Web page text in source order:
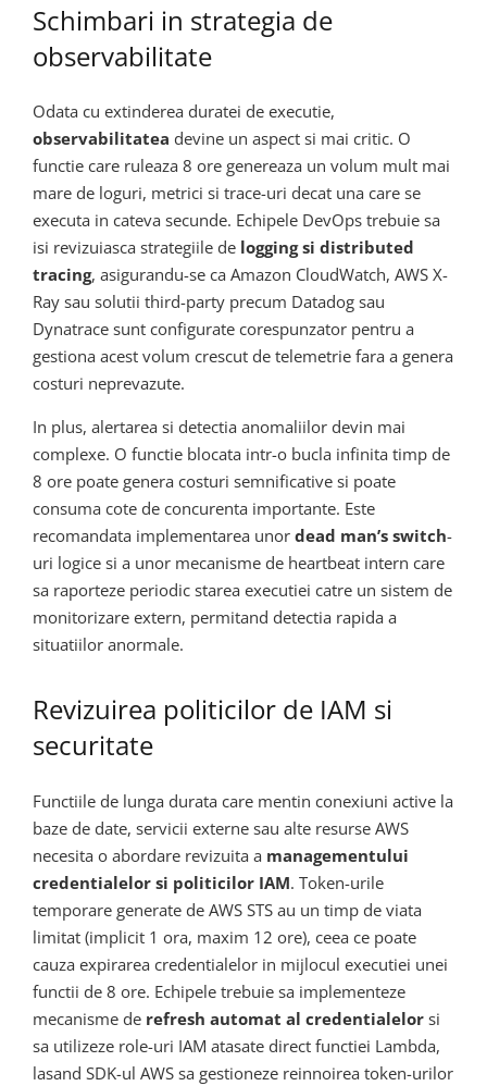
Schimbari in strategia de
observabilitate
Odata cu extinderea duratei de executie,
observabilitatea devine un aspect si mai critic. O
functie care ruleaza 8 ore genereaza un volum mult mai
mare de loguri, metrici si trace-uri decat una care se
executa in cateva secunde. Echipele DevOps trebuie sa
isi revizuiasca strategiile de logging si distributed
tracing, asigurandu-se ca Amazon CloudWatch, AWS X-
Ray sau solutii third-party precum Datadog sau
Dynatrace sunt configurate corespunzator pentru a
gestiona acest volum crescut de telemetrie fara a genera
costuri neprevazute.
In plus, alertarea si detectia anomaliilor devin mai
complexe. O functie blocata intr-o bucla infinita timp de
8 ore poate genera costuri semnificative si poate
consuma cote de concurenta importante. Este
recomandata implementarea unor dead man’s switch-
uri logice si a unor mecanisme de heartbeat intern care
sa raporteze periodic starea executiei catre un sistem de
monitorizare extern, permitand detectia rapida a
situatiilor anormale.
Revizuirea politicilor de IAM si
securitate
Functiile de lunga durata care mentin conexiuni active la
baze de date, servicii externe sau alte resurse AWS
necesita o abordare revizuita a managementului
credentialelor si politicilor IAM. Token-urile
temporare generate de AWS STS au un timp de viata
limitat (implicit 1 ora, maxim 12 ore), ceea ce poate
cauza expirarea credentialelor in mijlocul executiei unei
functii de 8 ore. Echipele trebuie sa implementeze
mecanisme de refresh automat al credentialelor si
sa utilizeze role-uri IAM atasate direct functiei Lambda,
lasand SDK-ul AWS sa gestioneze reinnoirea token-urilor